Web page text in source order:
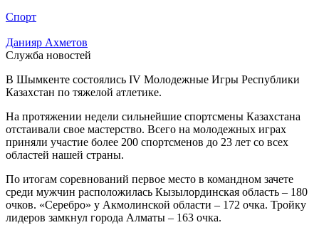
Спорт
Данияр Ахметов
Служба новостей
В Шымкенте состоялись IV Молодежные Игры Республики
Казахстан по тяжелой атлетике.
На протяжении недели сильнейшие спортсмены Казахстана
отстаивали свое мастерство. Всего на молодежных играх
приняли участие более 200 спортсменов до 23 лет со всех
областей нашей страны.
По итогам соревнований первое место в командном зачете
среди мужчин расположилась Кызылординская область – 180
очков. «Серебро» у Акмолинской области – 172 очка. Тройку
лидеров замкнул города Алматы – 163 очка.